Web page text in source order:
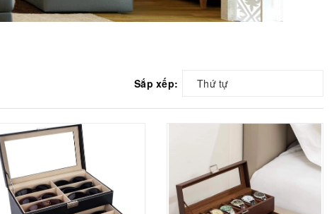
Sắp xếp: Thứ tự